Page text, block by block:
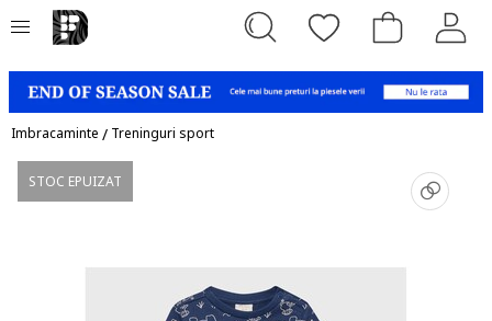
Imbracaminte / Treninguri sport
STOC EPUIZAT